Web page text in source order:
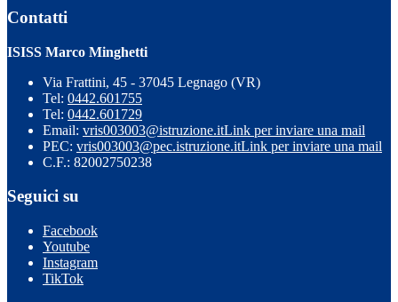
Contatti
ISISS Marco Minghetti
Via Frattini, 45 - 37045 Legnago (VR)
Tel: 0442.601755
Tel: 0442.601729
Email: vris003003@istruzione.itLink per inviare una mail
PEC: vris003003@pec.istruzione.itLink per inviare una mail
C.F.: 82002750238
Seguici su
Facebook
Youtube
Instagram
TikTok